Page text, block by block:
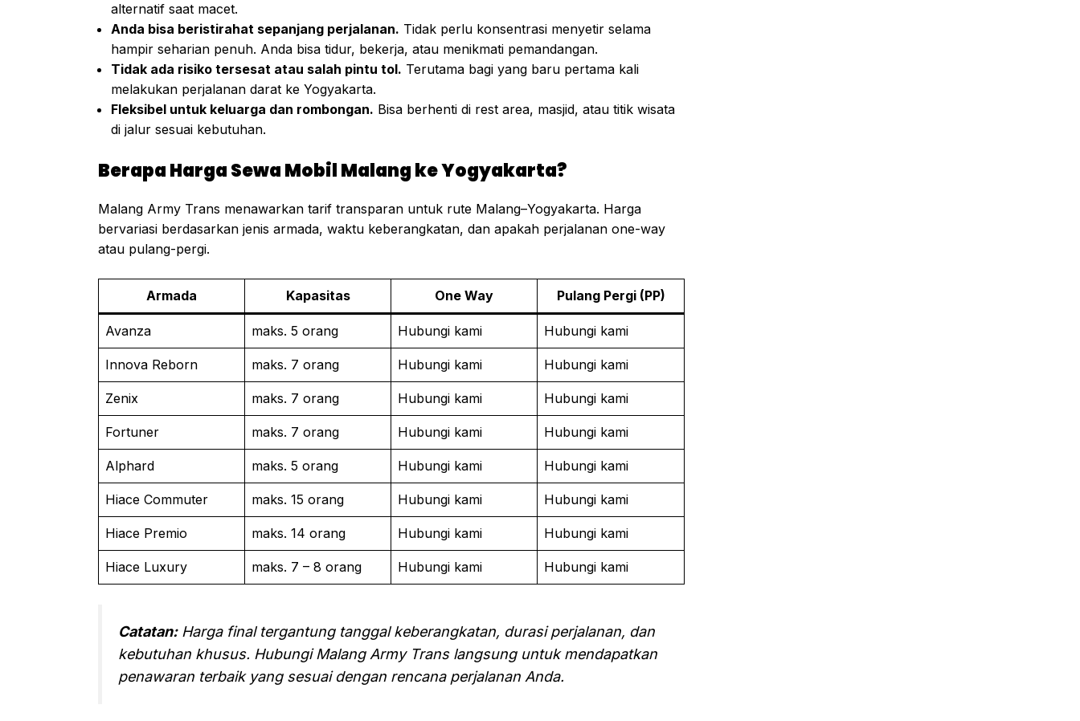
alternatif saat macet.
Anda bisa beristirahat sepanjang perjalanan. Tidak perlu konsentrasi menyetir selama
hampir seharian penuh. Anda bisa tidur, bekerja, atau menikmati pemandangan.
Tidak ada risiko tersesat atau salah pintu tol. Terutama bagi yang baru pertama kali
melakukan perjalanan darat ke Yogyakarta.
Fleksibel untuk keluarga dan rombongan. Bisa berhenti di rest area, masjid, atau titik wisata
di jalur sesuai kebutuhan.
Berapa Harga Sewa Mobil Malang ke Yogyakarta?
Malang Army Trans menawarkan tarif transparan untuk rute Malang–Yogyakarta. Harga
bervariasi berdasarkan jenis armada, waktu keberangkatan, dan apakah perjalanan one-way
atau pulang-pergi.
Armada Kapasitas One Way Pulang Pergi (PP)
Avanza maks. 5 orang Hubungi kami Hubungi kami
Innova Reborn maks. 7 orang Hubungi kami Hubungi kami
Zenix maks. 7 orang Hubungi kami Hubungi kami
Fortuner maks. 7 orang Hubungi kami Hubungi kami
Alphard maks. 5 orang Hubungi kami Hubungi kami
Hiace Commuter maks. 15 orang Hubungi kami Hubungi kami
Hiace Premio maks. 14 orang Hubungi kami Hubungi kami
Hiace Luxury maks. 7 – 8 orang Hubungi kami Hubungi kami
Catatan:Harga final tergantung tanggal keberangkatan, durasi perjalanan, dan
kebutuhan khusus. Hubungi Malang Army Trans langsung untuk mendapatkan
penawaran terbaik yang sesuai dengan rencana perjalanan Anda.